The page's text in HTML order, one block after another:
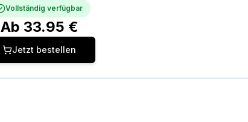
Vollständig verfügbar
Ab 33.95 €
Jetzt bestellen